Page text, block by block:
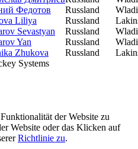
Федотов Russland
Liliya Russland
Sevastyan Russland
Yan Russland
Zhukova Russland
Systems
der Website zu
Website oder das Klicken auf
Richtlinie zu.